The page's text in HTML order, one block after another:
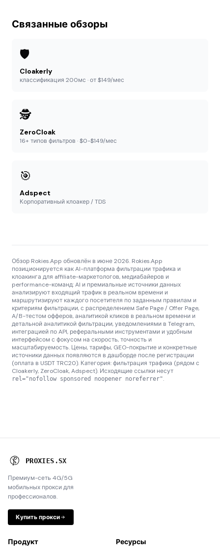
Связанные обзоры
🛡️
Cloakerly
классификация 200мс · от $149/мес
🕵️
ZeroCloak
16+ типов фильтров · $0-$149/мес
🎯
Adspect
Корпоративный клоакер / TDS
Обзор Rokies.App обновлён в июне 2026. Rokies.App
позиционируется как AI-платформа фильтрации трафика и
клоакинга для affiliate-маркетологов, медиабайеров и
performance-команд: AI и премиальные источники данных
анализируют входящий трафик в реальном времени и
маршрутизируют каждого посетителя по заданным правилам и
критериям фильтрации, с распределением Safe Page / Offer Page,
A/B-тестом офферов, аналитикой кликов в реальном времени и
детальной аналитикой фильтрации, уведомлениями в Telegram,
интеграцией по API, реферальными инструментами и удобным
интерфейсом с фокусом на скорость, точность и
масштабируемость. Цены, тарифы, GEO-покрытие и конкретные
источники данных появляются в дашборде после регистрации
(оплата в USDT TRC20). Категория: фильтрация трафика (рядом с
Cloakerly, ZeroCloak, Adspect). Исходящие ссылки несут
rel="nofollow sponsored noopener noreferrer".
PRGXPES RSX
Премиум-сеть 4G/5G
мобильных прокси для
профессионалов.
Купить прокси
Продукт
Ресурсы